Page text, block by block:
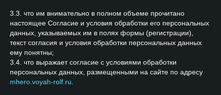
3.3. что им внимательно в полном объеме прочитано
настоящее Согласие и условия обработки его персональных
данных, указываемых им в полях формы (регистрации),
текст согласия и условия обработки персональных данных
ему понятны;
3.4. что выражает согласие с условиями обработки
персональных данных, размещенными на сайте по адресу
mhero.voyah-rolf.ru